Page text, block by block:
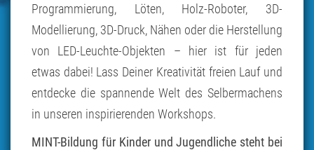
Programmierung, Löten, Holz-Roboter, 3D-
Modellierung, 3D-Druck, Nähen oder die Herstellung
von LED-Leuchte-Objekten – hier ist für jeden
etwas dabei! Lass Deiner Kreativität freien Lauf und
entdecke die spannende Welt des Selbermachens
in unseren inspirierenden Workshops.
MINT-Bildung für Kinder und Jugendliche steht bei